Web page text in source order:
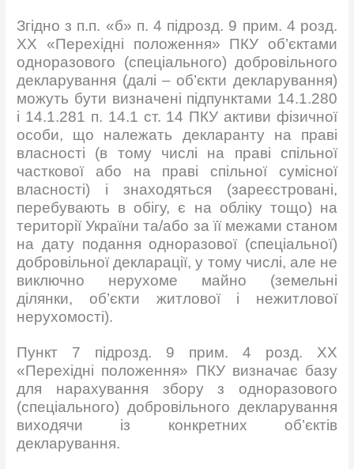
Згідно з п.п. «б» п. 4 підрозд. 9 прим. 4 розд.
XX «Перехідні положення» ПКУ об’єктами
одноразового (спеціального) добровільного
декларування (далі – об’єкти декларування)
можуть бути визначені підпунктами 14.1.280
і 14.1.281 п. 14.1 ст. 14 ПКУ активи фізичної
особи, що належать декларанту на праві
власності (в тому числі на праві спільної
часткової або на праві спільної сумісної
власності) і знаходяться (зареєстровані,
перебувають в обігу, є на обліку тощо) на
території України та/або за її межами станом
на дату подання одноразової (спеціальної)
добровільної декларації, у тому числі, але не
виключно нерухоме майно (земельні
ділянки, об’єкти житлової і нежитлової
нерухомості).
Пункт 7 підрозд. 9 прим. 4 розд. XX
«Перехідні положення» ПКУ визначає базу
для нарахування збору з одноразового
(спеціального) добровільного декларування
виходячи із конкретних об’єктів
декларування.